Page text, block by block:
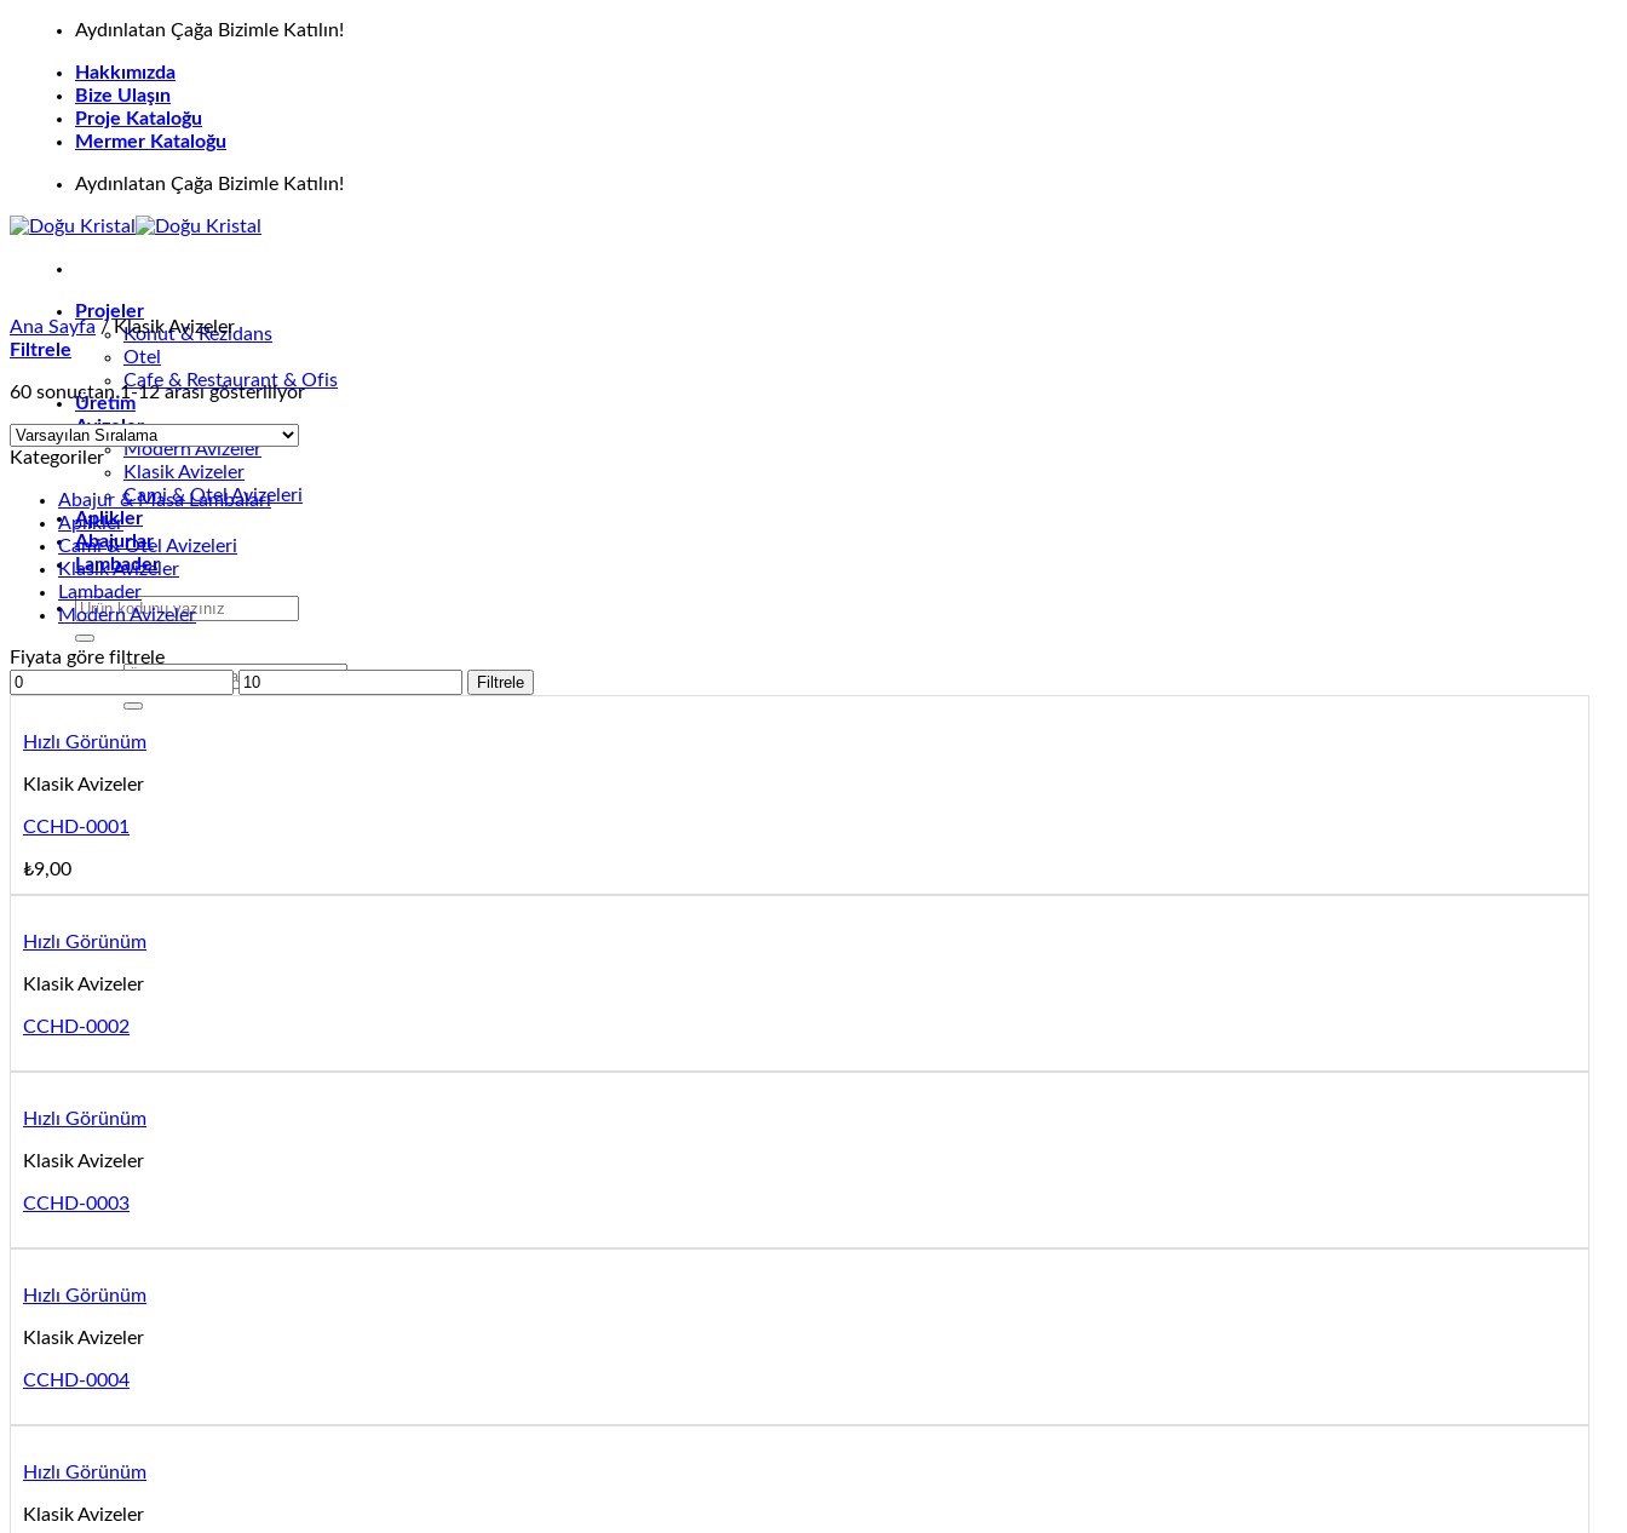
İçeriğe
Aydınlatan Çağa Bizimle Katılın!
Hakkımızda
Bize Ulaşın
Proje Kataloğu
Mermer Kataloğu
Aydınlatan Çağa Bizimle Katılın!
Projeler
Konut & Rezidans
Otel
Cafe & Restaurant & Ofis
Üretim
Avizeler
Modern Avizeler
Klasik Avizeler
Cami & Otel Avizeleri
Aplikler
Abajurlar
Lambader
Ara:
Ara:
Ana Sayfa / Klasik Avizeler
Filtrele
60 sonuçtan 1-12 arası gösteriliyor
Kategoriler
Abajur & Masa Lambaları
Aplikler
Cami & Otel Avizeleri
Klasik Avizeler
Lambader
Modern Avizeler
Fiyata göre filtrele
En
düşük
En
yüksek
Filtrele
Hızlı Görünüm
Klasik Avizeler
CCHD-0001
₺9,00
Hızlı Görünüm
Klasik Avizeler
CCHD-0002
Hızlı Görünüm
Klasik Avizeler
CCHD-0003
Hızlı Görünüm
Klasik Avizeler
CCHD-0004
Hızlı Görünüm
Klasik Avizeler